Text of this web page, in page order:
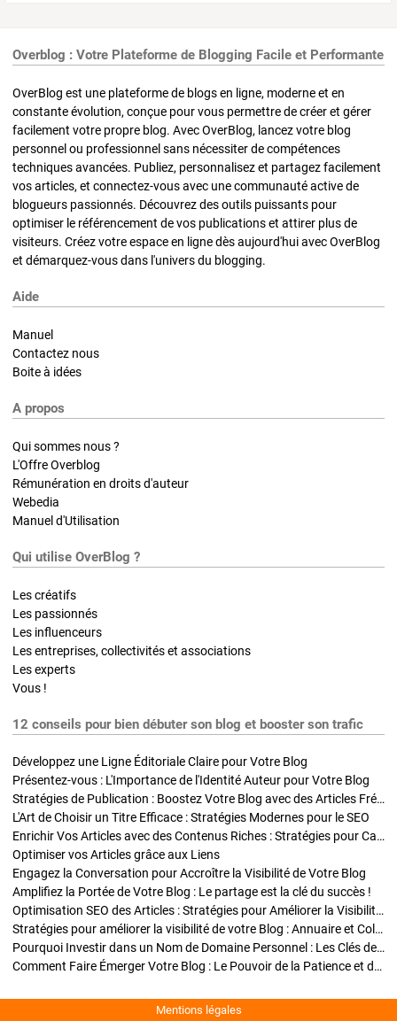
Overblog : Votre Plateforme de Blogging Facile et Performante
OverBlog est une plateforme de blogs en ligne, moderne et en
constante évolution, conçue pour vous permettre de créer et gérer
facilement votre propre blog. Avec OverBlog, lancez votre blog
personnel ou professionnel sans nécessiter de compétences
techniques avancées. Publiez, personnalisez et partagez facilement
vos articles, et connectez-vous avec une communauté active de
blogueurs passionnés. Découvrez des outils puissants pour
optimiser le référencement de vos publications et attirer plus de
visiteurs. Créez votre espace en ligne dès aujourd'hui avec OverBlog
et démarquez-vous dans l'univers du blogging.
Aide
Manuel
Contactez nous
Boite à idées
A propos
Qui sommes nous ?
L'Offre Overblog
Rémunération en droits d'auteur
Webedia
Manuel d'Utilisation
Qui utilise OverBlog ?
Les créatifs
Les passionnés
Les influenceurs
Les entreprises, collectivités et associations
Les experts
Vous !
12 conseils pour bien débuter son blog et booster son trafic
Développez une Ligne Éditoriale Claire pour Votre Blog
Présentez-vous : L'Importance de l'Identité Auteur pour Votre Blog
Stratégies de Publication : Boostez Votre Blog avec des Articles Fréquents et Exclusifs
L'Art de Choisir un Titre Efficace : Stratégies Modernes pour le SEO
Enrichir Vos Articles avec des Contenus Riches : Stratégies pour Captiver et Optimiser
Optimiser vos Articles grâce aux Liens
Engagez la Conversation pour Accroître la Visibilité de Votre Blog
Amplifiez la Portée de Votre Blog : Le partage est la clé du succès !
Optimisation SEO des Articles : Stratégies pour Améliorer la Visibilité de Votre Blog
Stratégies pour améliorer la visibilité de votre Blog : Annuaire et Collaborations
Pourquoi Investir dans un Nom de Domaine Personnel : Les Clés de la Réussite de Votre Blog
Comment Faire Émerger Votre Blog : Le Pouvoir de la Patience et de la Persévérance
Mentions légales